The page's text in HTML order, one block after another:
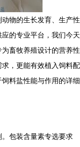
物的生长发育、生产性
的专业平台，我们今天
为畜牧养殖设计的营养性
，更能有效植入饲料配
料盐性能与作用的详细
包装含量素专选要求